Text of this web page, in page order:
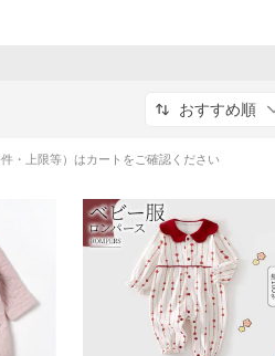
おすすめ順
・上限等）はカートをご確認ください